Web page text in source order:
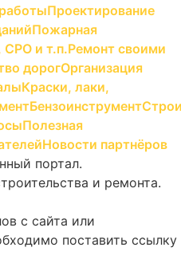
Проектирование
Пожарная
СРО и т.п.Ремонт своими
дорогОрганизация
Краски, лаки,
Бензоинструмент
Полезная
Новости партнёров
портал.
и ремонта.
с сайта или
поставить ссылку